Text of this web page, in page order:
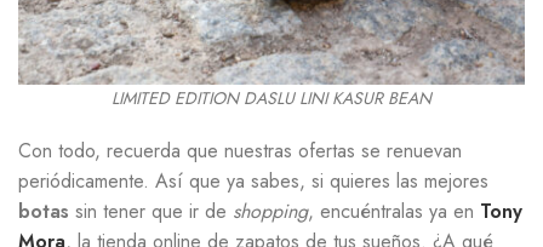
LIMITED EDITION DASLU LINI KASUR BEAN
Con todo, recuerda que nuestras ofertas se renuevan
periódicamente. Así que ya sabes, si quieres las mejores
botas sin tener que ir de shopping, encuéntralas ya en Tony